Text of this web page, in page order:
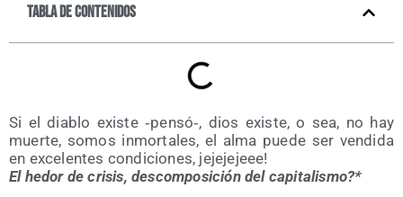
Tabla de contenidos
Si el dia­blo exis­te ‑pensó‑, dios exis­te, o sea, no hay
muer­te, somos inmor­ta­les, el alma pue­de ser ven­di­da
en exce­len­tes con­di­cio­nes, jejejejeee!
El hedor de cri­sis, des­com­po­si­ción del capitalismo?*